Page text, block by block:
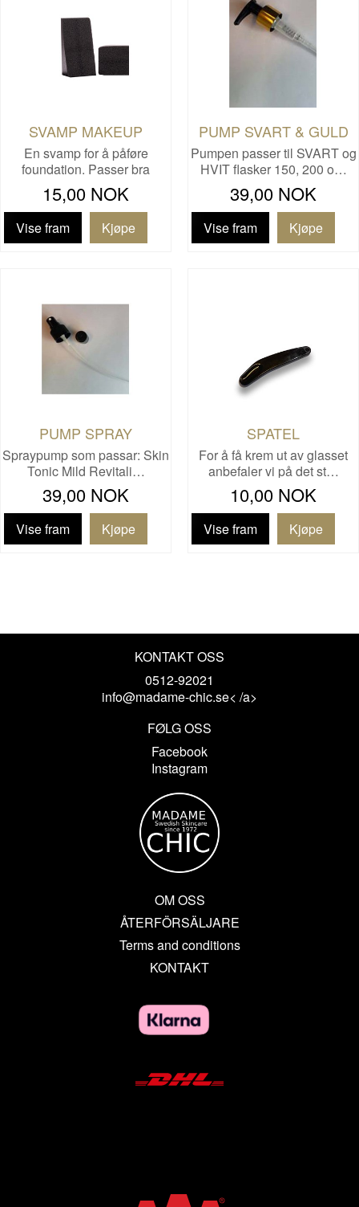
SVAMP MAKEUP
En svamp for å påføre
foundation. Passer bra
samme…
15,00 NOK
Vise fram
PUMP SVART & GULD
Pumpen passer til SVART og
HVIT flasker 150, 200 o…
39,00 NOK
Vise fram
PUMP SPRAY
Spraypump som passar: Skin
Tonic Mild Revitali…
39,00 NOK
Vise fram
SPATEL
For å få krem ut av glasset
anbefaler vi på det st…
10,00 NOK
Vise fram
KONTAKT OSS
0512-92021
info@madame-chic.se< /a>
FØLG OSS
Facebook
Instagram
OM OSS
ÅTERFÖRSÄLJARE
Terms and conditions
KONTAKT